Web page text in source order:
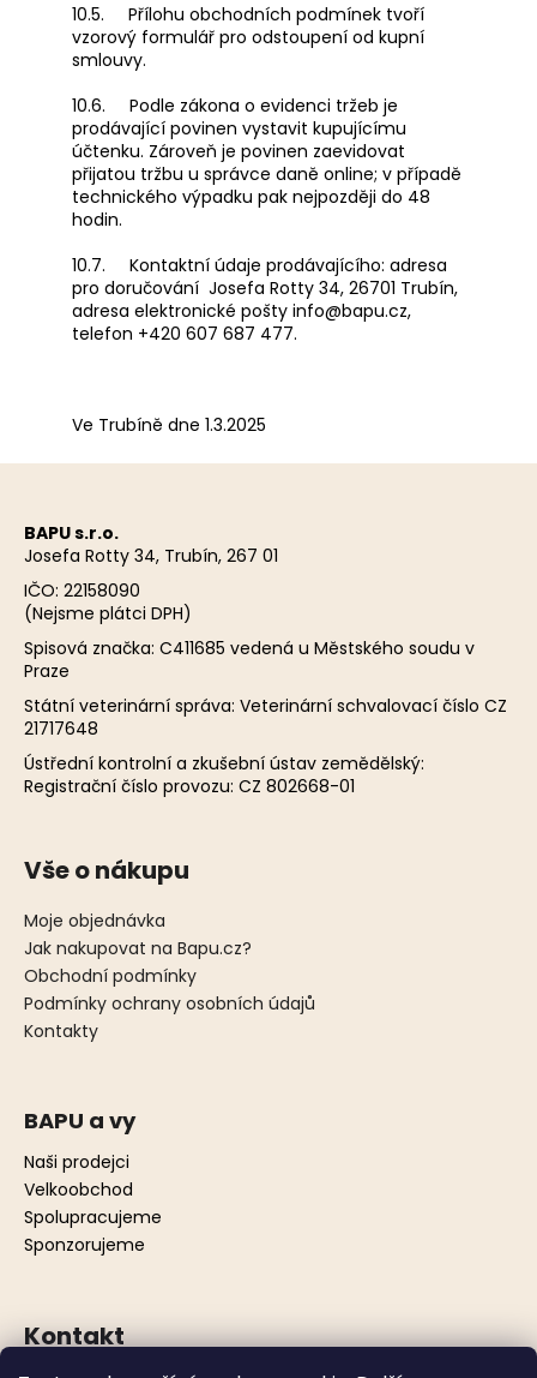
10.5. Přílohu obchodních podmínek tvoří
vzorový formulář pro odstoupení od kupní
smlouvy.
10.6. Podle zákona o evidenci tržeb je
prodávající povinen vystavit kupujícímu
účtenku. Zároveň je povinen zaevidovat
přijatou tržbu u správce daně online; v případě
technického výpadku pak nejpozději do 48
hodin.
10.7. Kontaktní údaje prodávajícího: adresa
pro doručování Josefa Rotty 34, 26701 Trubín,
adresa elektronické pošty info@bapu.cz,
telefon +420 607 687 477.
Ve Trubíně dne 1.3.2025
BAPU s.r.o.
Josefa Rotty 34, Trubín, 267 01
IČO: 22158090
(Nejsme plátci DPH)
Spisová značka: C411685 vedená u Městského soudu v
Praze
Státní veterinární správa: Veterinární schvalovací číslo CZ
21717648
Ústřední kontrolní a zkušební ústav zemědělský:
Registrační číslo provozu: CZ 802668-01
Vše o nákupu
Moje objednávka
Jak nakupovat na Bapu.cz?
Obchodní podmínky
Podmínky ochrany osobních údajů
Kontakty
BAPU a vy
Naši prodejci
Velkoobchod
Spolupracujeme
Sponzorujeme
Kontakt